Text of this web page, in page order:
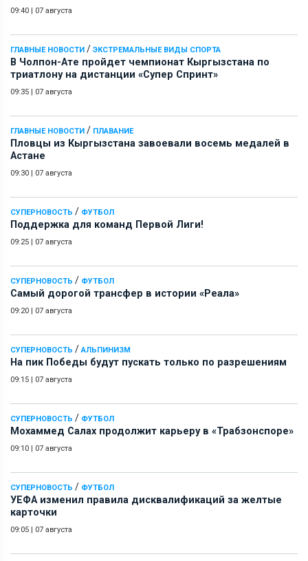
09:40 | 07 августа
ГЛАВНЫЕ НОВОСТИ / ЭКСТРЕМАЛЬНЫЕ ВИДЫ СПОРТА
В Чолпон-Ате пройдет чемпионат Кыргызстана по
триатлону на дистанции «Супер Спринт»
09:35 | 07 августа
ГЛАВНЫЕ НОВОСТИ / ПЛАВАНИЕ
Пловцы из Кыргызстана завоевали восемь медалей в
Астане
09:30 | 07 августа
СУПЕРНОВОСТЬ / ФУТБОЛ
Поддержка для команд Первой Лиги!
09:25 | 07 августа
СУПЕРНОВОСТЬ / ФУТБОЛ
Самый дорогой трансфер в истории «Реала»
09:20 | 07 августа
СУПЕРНОВОСТЬ / АЛЬПИНИЗМ
На пик Победы будут пускать только по разрешениям
09:15 | 07 августа
СУПЕРНОВОСТЬ / ФУТБОЛ
Мохаммед Салах продолжит карьеру в «Трабзонспоре»
09:10 | 07 августа
СУПЕРНОВОСТЬ / ФУТБОЛ
УЕФА изменил правила дисквалификаций за желтые
карточки
09:05 | 07 августа